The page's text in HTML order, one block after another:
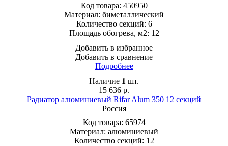
Код товара: 450950
Материал: биметаллический
Количество секций: 6
Площадь обогрева, м2: 12
Добавить в избранное
Добавить в сравнение
Подробнее
Наличие 1 шт.
15 636 р.
Радиатор алюминиевый Rifar Alum 350 12 секций
Россия
Код товара: 65974
Материал: алюминиевый
Количество секций: 12